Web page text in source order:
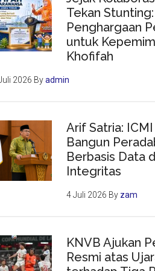
Tekan Stunting:
Penghargaan
untuk
Khofifah
2026 Byadmin
Arif Satria:
Bangun
Berbasis Data
Integritas
4 Juli 2026 By zam
KNVB Ajukan
Resmi atas